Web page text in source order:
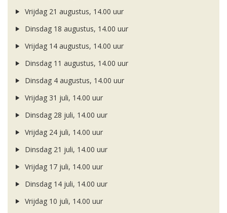
Vrijdag 21 augustus, 14.00 uur
Dinsdag 18 augustus, 14.00 uur
Vrijdag 14 augustus, 14.00 uur
Dinsdag 11 augustus, 14.00 uur
Dinsdag 4 augustus, 14.00 uur
Vrijdag 31 juli, 14.00 uur
Dinsdag 28 juli, 14.00 uur
Vrijdag 24 juli, 14.00 uur
Dinsdag 21 juli, 14.00 uur
Vrijdag 17 juli, 14.00 uur
Dinsdag 14 juli, 14.00 uur
Vrijdag 10 juli, 14.00 uur